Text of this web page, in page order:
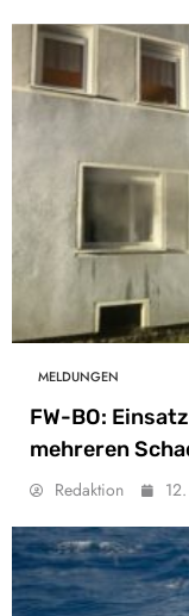
MELDUNGEN
FW-BO:
mehreren
Redaktion